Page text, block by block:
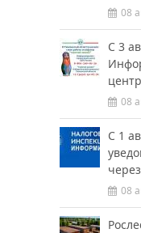
08
С 3
08
С 1
08